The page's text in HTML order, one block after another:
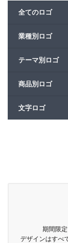
全てのロゴ
業種別ロゴ
テーマ別ロゴ
商品別ロゴ
文字ロゴ
期間限
デザインはすべ